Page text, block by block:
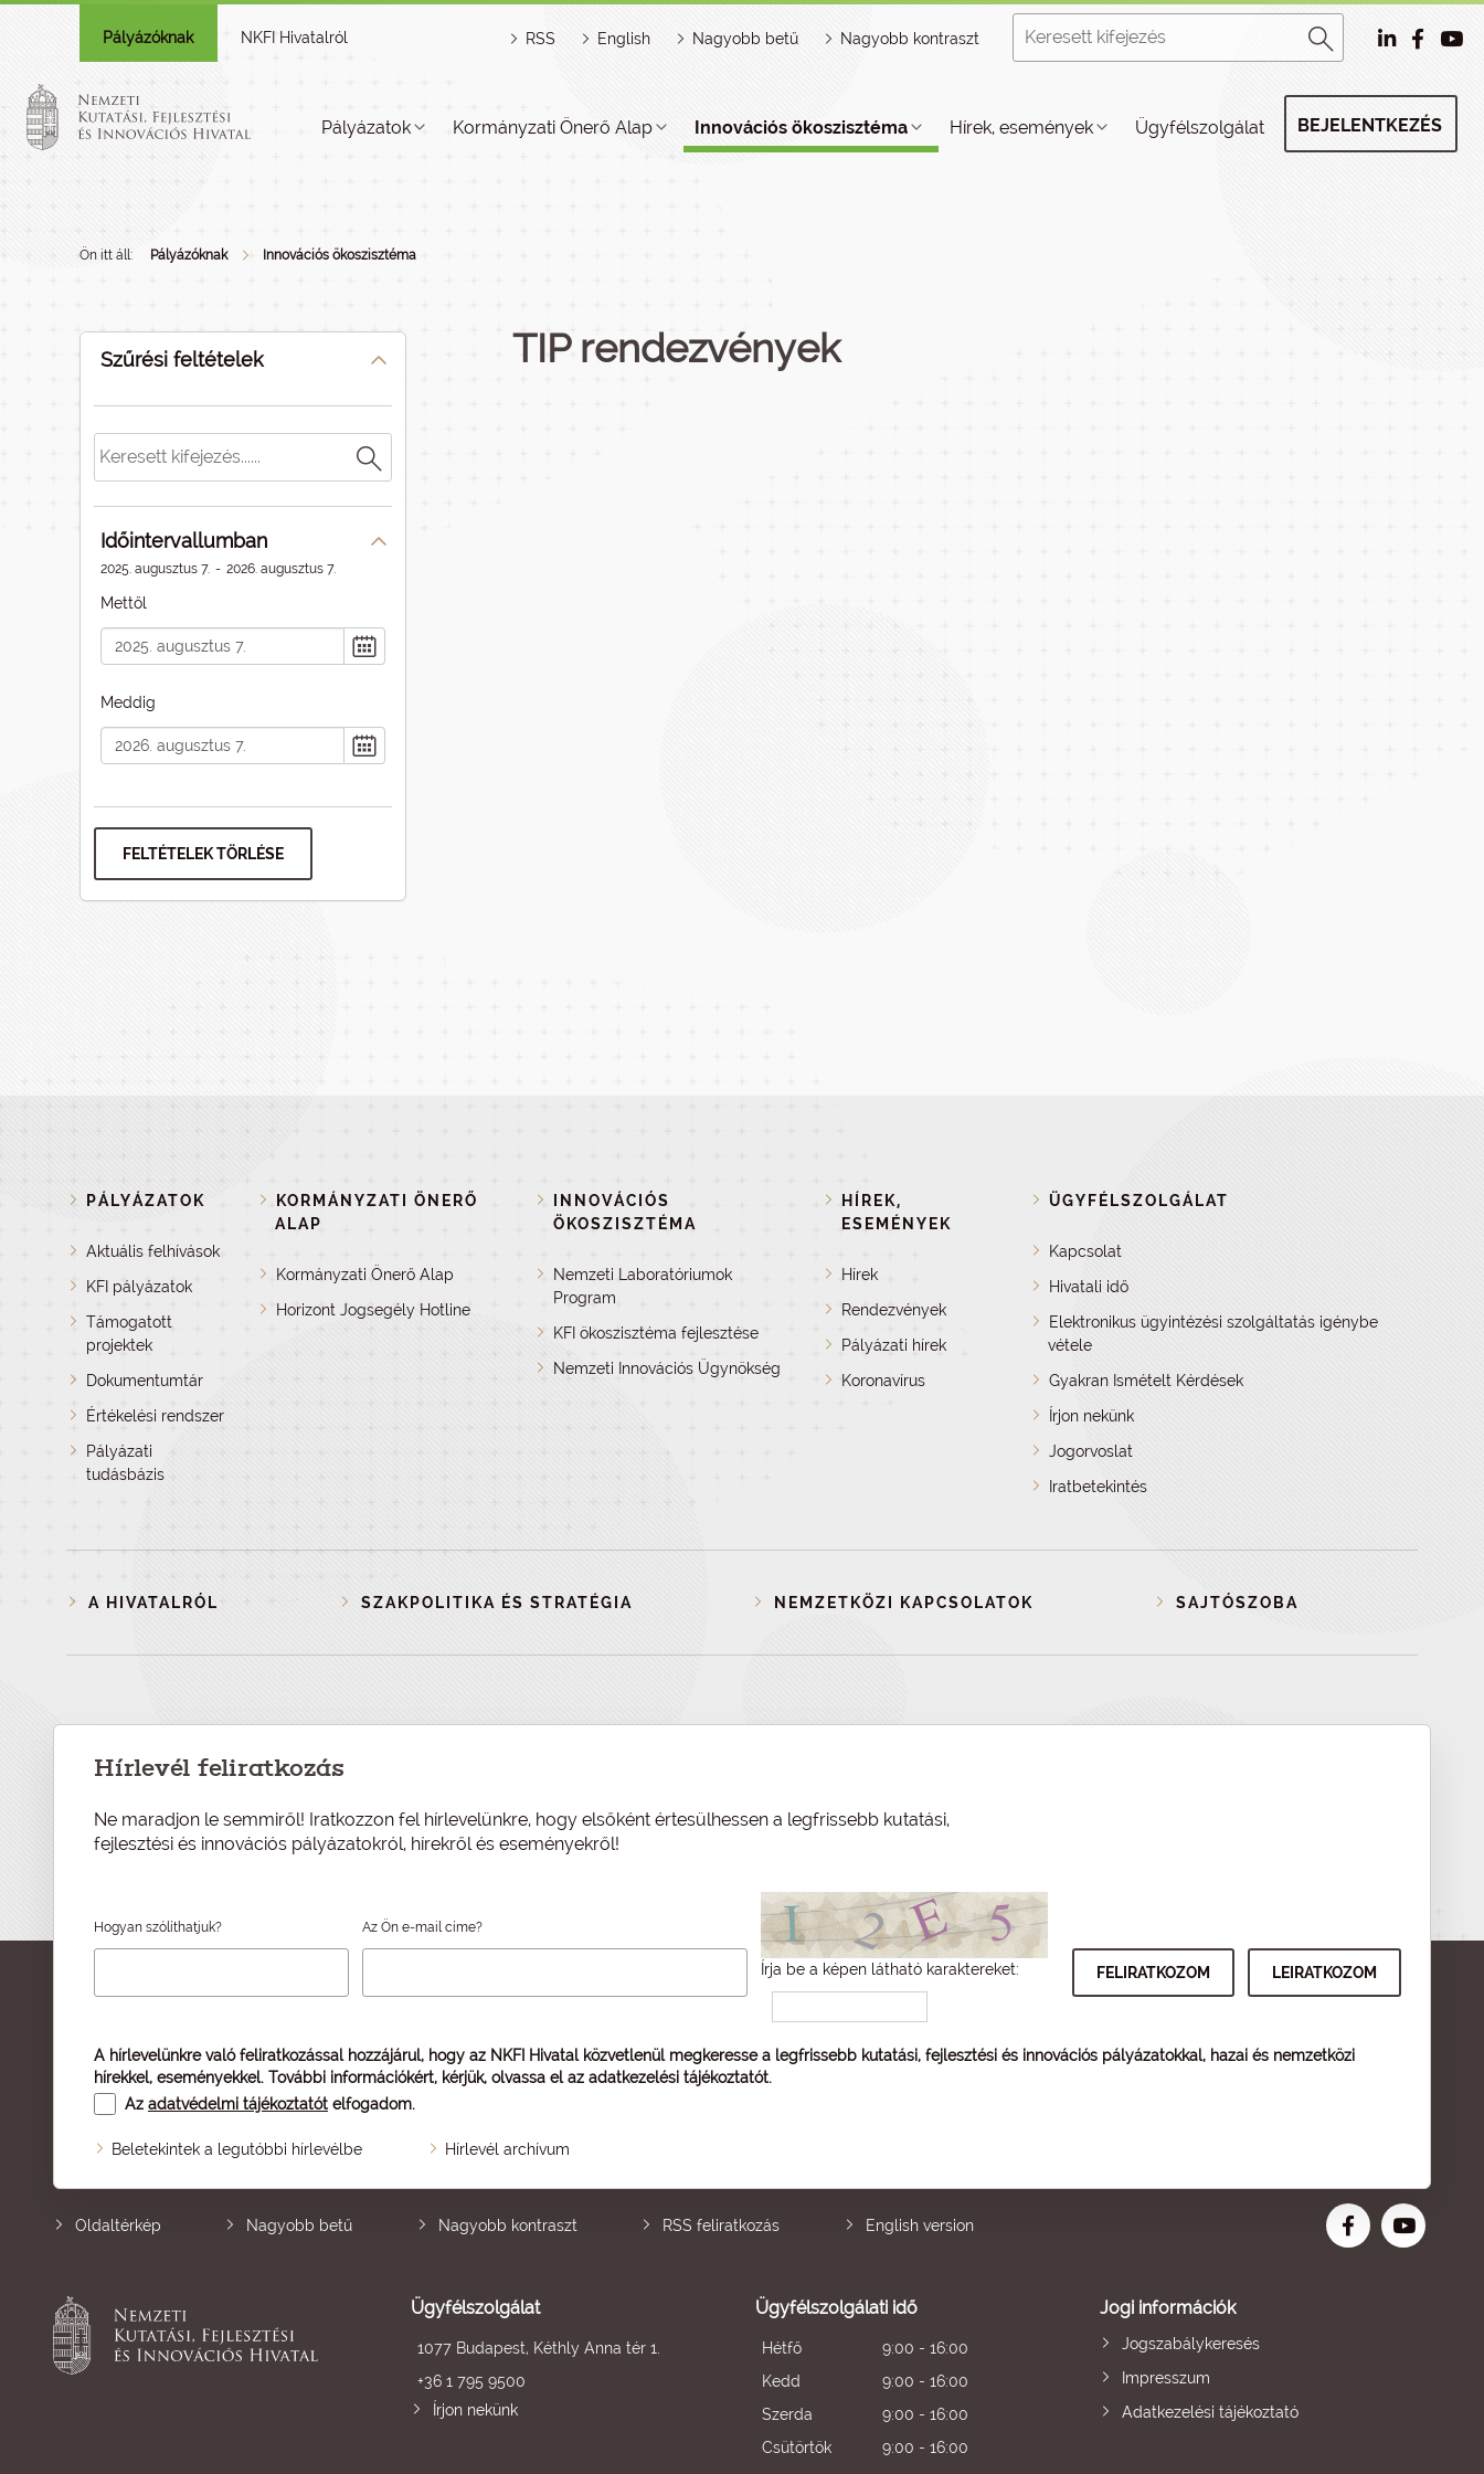
Pályázóknak NKFI Hivatalról RSS English Nagyobb betű Nagyobb kontraszt
Pályázatok Kormányzati Önerő Alap Innovációs ökoszisztéma Hírek, események Ügyfélszolgálat BEJELENTKEZÉS
Ön itt áll: Pályázóknak Innovációs ökoszisztéma
Szűrési feltételek
Időintervallumban
2025. augusztus 7. - 2026. augusztus 7.
Mettől
Meddig
FELTÉTELEK TÖRLÉSE
TIP rendezvények
PÁLYÁZATOK
Aktuális felhívások
KFI pályázatok
Támogatott
projektek
Dokumentumtár
Értékelési rendszer
Pályázati
tudásbázis
KORMÁNYZATI ÖNERŐ
ALAP
Kormányzati Önerő Alap
Horizont Jogsegély Hotline
INNOVÁCIÓS
ÖKOSZISZTÉMA
Nemzeti Laboratóriumok
Program
KFI ökoszisztéma fejlesztése
Nemzeti Innovációs Ügynökség
HÍREK,
ESEMÉNYEK
Hírek
Rendezvények
Pályázati hírek
Koronavírus
ÜGYFÉLSZOLGÁLAT
Kapcsolat
Hivatali idő
Elektronikus ügyintézési szolgáltatás igénybe
vétele
Gyakran Ismételt Kérdések
Írjon nekünk
Jogorvoslat
Iratbetekintés
A HIVATALRÓL SZAKPOLITIKA ÉS STRATÉGIA NEMZETKÖZI KAPCSOLATOK SAJTÓSZOBA
Hírlevél feliratkozás
Ne maradjon le semmiről! Iratkozzon fel hírlevelünkre, hogy elsőként értesülhessen a legfrissebb kutatási,
fejlesztési és innovációs pályázatokról, hírekről és eseményekről!
Hogyan szólíthatjuk? Az Ön e-mail címe?
Írja be a képen látható karaktereket:
A hírlevelünkre való feliratkozással hozzájárul, hogy az NKFI Hivatal közvetlenül megkeresse a legfrissebb kutatási, fejlesztési és innovációs pályázatokkal, hazai és nemzetközi
hírekkel, eseményekkel. További információkért, kérjük, olvassa el az adatkezelési tájékoztatót.
Az adatvédelmi tájékoztatót elfogadom.
Beletekintek a legutóbbi hírlevélbe Hírlevél archívum
Oldaltérkép Nagyobb betű Nagyobb kontraszt RSS feliratkozás English version
Ügyfélszolgálat
1077 Budapest, Kéthly Anna tér 1.
+36 1 795 9500
Írjon nekünk
Ügyfélszolgálati idő
Hétfő
9:00 - 16:00
Kedd
9:00 - 16:00
Szerda
9:00 - 16:00
Csütörtök
9:00 - 16:00
Jogi információk
Jogszabálykeresés
Impresszum
Adatkezelési tájékoztató